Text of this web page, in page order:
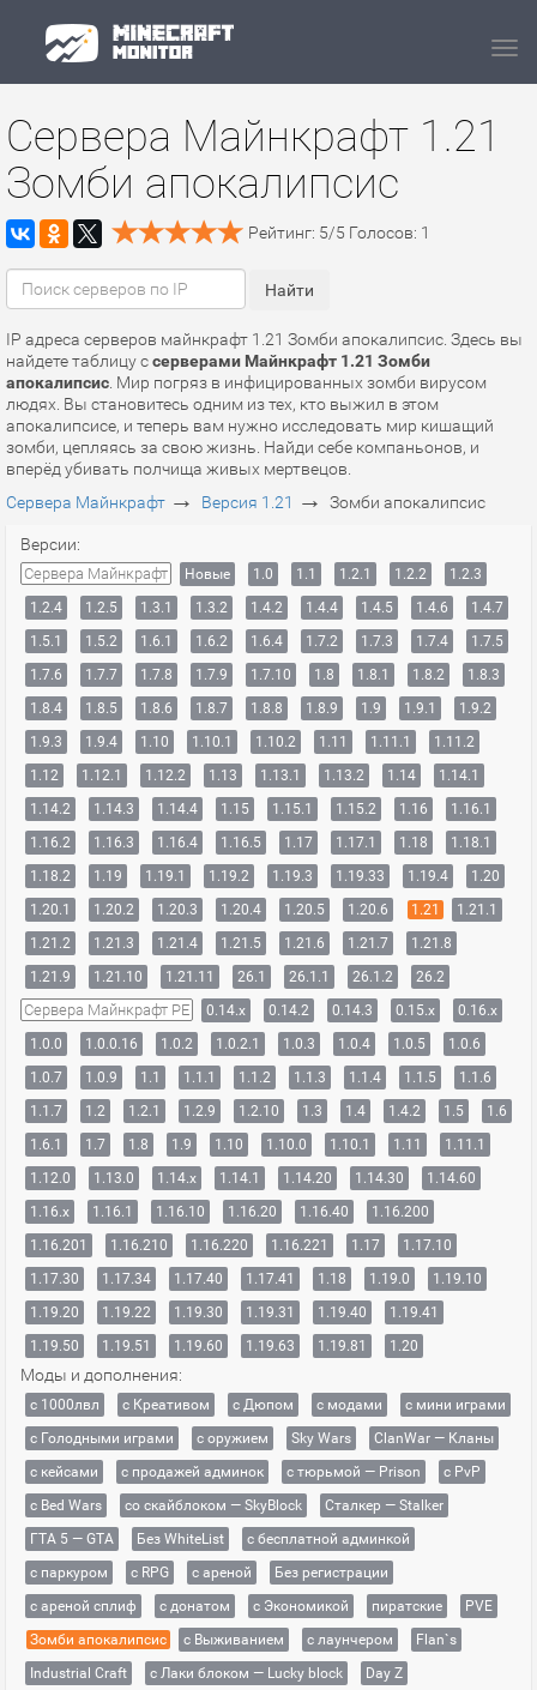
Сервера Майнкрафт 1.21
Зомби апокалипсис
Рейтинг: 5/5 Голосов: 1
IP адреса серверов майнкрафт 1.21 Зомби апокалипсис. Здесь вы
найдете таблицу ссерверами Майнкрафт 1.21 Зомби
апокалипсис . Мир погряз в инфицированных зомби вирусом
людях. Вы становитесь одним из тех, кто выжил в этом
апокалипсисе, и теперь вам нужно исследовать мир кишащий
зомби, цепляясь за свою жизнь. Найди себе компаньонов, и
вперёд убивать полчища живых мертвецов.
Сервера Майнкрафт → Версия 1.21 → Зомби апокалипсис
Версии:
Сервера Майнкрафт Новые 1.0 1.1 1.2.1 1.2.2
1.2.3
1.2.4
1.2.5 1.3.1 1.3.2 1.4.2 1.4.4 1.4.5 1.4.6
1.4.7
1.5.1
1.5.2 1.6.1 1.6.2 1.6.4 1.7.2 1.7.3 1.7.4
1.7.5
1.7.6
1.7.7 1.7.8 1.7.9 1.7.10 1.8 1.8.1 1.8.2
1.8.3
1.8.4
1.8.5 1.8.6 1.8.7 1.8.8 1.8.9 1.9 1.9.1
1.9.2
1.9.3
1.9.4 1.10 1.10.1 1.10.2 1.11 1.11.1
1.11.2
1.12
1.12.1 1.12.2 1.13 1.13.1 1.13.2 1.14
1.14.1
1.14.2
1.14.3 1.14.4 1.15 1.15.1 1.15.2 1.16
1.16.1
1.16.2
1.16.3 1.16.4 1.16.5 1.17 1.17.1 1.18
1.18.1
1.18.2
1.19 1.19.1 1.19.2 1.19.3 1.19.33 1.19.4
1.20
1.20.1
1.20.2 1.20.3 1.20.4 1.20.5 1.20.6 1.21
1.21.1
1.21.2
1.21.3 1.21.4 1.21.5 1.21.6 1.21.7
1.21.8
1.21.9
1.21.10 1.21.11 26.1 26.1.1 26.1.2 26.2
Сервера Майнкрафт PE 0.14.x 0.14.2 0.14.3 0.15.x
0.16.x
1.0.0
1.0.0.16 1.0.2 1.0.2.1 1.0.3 1.0.4 1.0.5
1.0.6
1.0.7
1.0.9 1.1 1.1.1 1.1.2 1.1.3 1.1.4 1.1.5
1.1.6
1.1.7
1.2 1.2.1 1.2.9 1.2.10 1.3 1.4 1.4.2 1.5
1.6
1.6.1
1.7 1.8 1.9 1.10 1.10.0 1.10.1 1.11
1.11.1
1.12.0
1.13.0 1.14.x 1.14.1 1.14.20 1.14.30
1.14.60
1.16.x
1.16.1 1.16.10 1.16.20 1.16.40
1.16.200
1.16.201
1.16.210 1.16.220 1.16.221 1.17
1.17.10
1.17.30
1.17.34 1.17.40 1.17.41 1.18 1.19.0
1.19.10
1.19.20
1.19.22 1.19.30 1.19.31 1.19.40
1.19.41
1.19.50
1.19.51 1.19.60 1.19.63 1.19.81 1.20
Моды и дополнения:
с 1000лвл c Креативом с Дюпом с модами
с мини играми
с Голодными играми
с оружием Sky Wars
ClanWar — Кланы
с кейсами
с продажей админок с тюрьмой — Prison
с PvP
с Bed Wars
со скайблоком — SkyBlock
Сталкер — Stalker
ГТА 5 — GTA
Без WhiteList
с бесплатной админкой
с паркуром
с RPG с ареной
Без регистрации
с ареной сплиф
с донатом с Экономикой пиратские
PVE
Зомби апокалипсис
с Выживанием с лаунчером
Flan`s
Industrial Craft
с Лаки блоком — Lucky block
Day Z